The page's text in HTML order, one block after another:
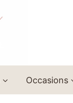
Occasions